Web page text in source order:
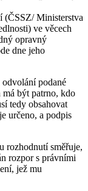
(ČSSZ/ Ministerstva
ve věcech
opravný
dne jeho
podané
být patrno, kdo
tedy obsahovat
určeno, a podpis
rozhodnutí směřuje,
rozpor s právními
jež mu